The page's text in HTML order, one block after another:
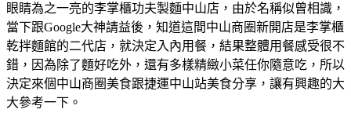
眼睛為之一亮的李掌櫃功夫製麵中山店，由於名稱似曾相識，
當下跟Google大神請益後，知道這間中山商圈新開店是李掌櫃
乾拌麵館的二代店，就決定入內用餐，結果整體用餐感受很不
錯，因為除了麵好吃外，還有多樣精緻小菜任你隨意吃，所以
決定來個中山商圈美食跟捷運中山站美食分享，讓有興趣的大
大參考一下。